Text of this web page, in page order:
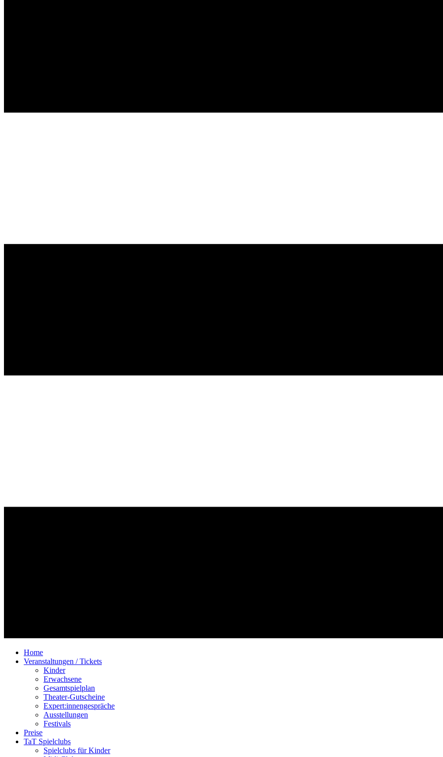
Home
Veranstaltungen / Tickets
Kinder
Erwachsene
Gesamtspielplan
Theater-Gutscheine
Expert:innengespräche
Ausstellungen
Festivals
Preise
TaT Spielclubs
Spielclubs für Kinder